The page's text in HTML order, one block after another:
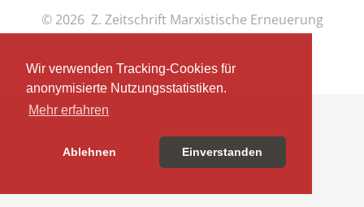
Wir verwenden Tracking-Cookies für
anonymisierte Nutzungsstatistiken.
Mehr erfahren
Ablehnen Einverstanden
© 2026 Z. Zeitschrift Marxistische Erneuerung